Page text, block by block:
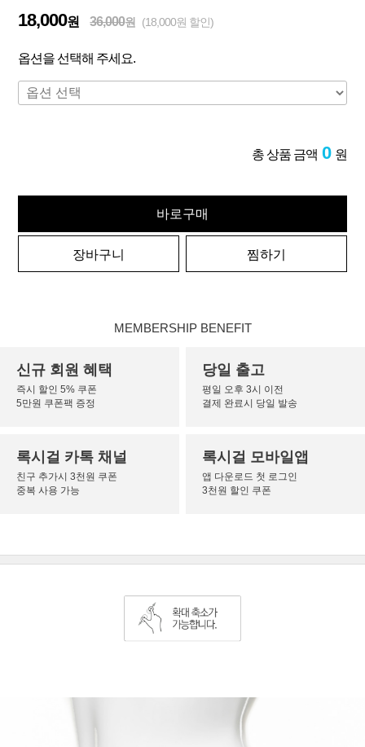
18,000원 36,000원 (18,000원 할인)
옵션을 선택해 주세요.
총 상품 금액 0 원
바로구매
장바구니 찜하기
MEMBERSHIP BENEFIT
신규 회원 혜택
즉시 할인 5% 쿠폰
5만원 쿠폰팩 증정
당일 출고
평일 오후 3시 이전
결제 완료시 당일 발송
록시걸 카톡 채널
친구 추가시 3천원 쿠폰
중복 사용 가능
록시걸 모바일앱
앱 다운로드 첫 로그인
3천원 할인 쿠폰